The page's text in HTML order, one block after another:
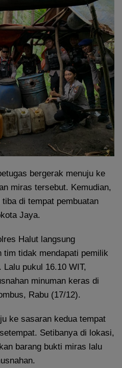
bergerak menuju ke
miras tersebut. Kemudian,
di tempat pembuatan
Jaya.
Halut langsung
tim tidak mendapati pemilik
pukul 16.10 WIT,
minuman keras di
Rabu (17/12).
ke sasaran kedua tempat
Setibanya di lokasi,
barang bukti miras lalu